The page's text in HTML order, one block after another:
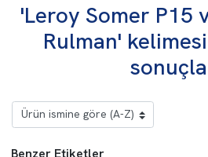
'Leroy Somer P15
Rulman'
Benzer Etiketler